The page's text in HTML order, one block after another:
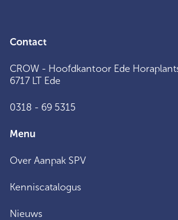
Contact
CROW - Hoofdkantoor Ede
6717 LT Ede
0318 - 69 5315
Menu
Over Aanpak SPV
Kenniscatalogus
Nieuws